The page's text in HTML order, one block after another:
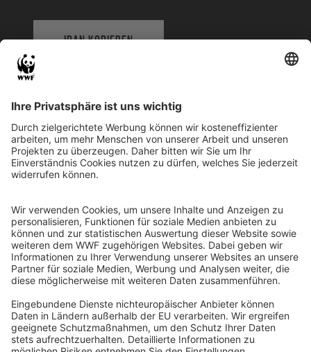
IBAN KOPIEREN
WWF Deutschland
Reinhardtstr. 18
10117 Berlin
Ihre Spende kann steuerlich geltend gemacht werden
Registriert als Stiftung WWF Deutschland, Senatsverwaltung für
Justiz Berlin, Az: 3416/976/2
Umsatzsteuer-Identifikationsnummer: DE 114236103
Freistellungsbescheid: Als gemeinnützige Körperschaft befreit
von der Körperschaftssteuer gem. §5 I 9 KStg. unter der
Steuernummer 27/641/09321